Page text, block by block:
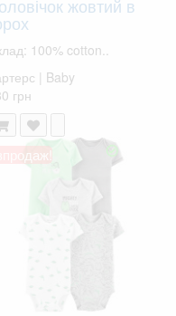
жовтий в
100% cotton..
| Baby
грн